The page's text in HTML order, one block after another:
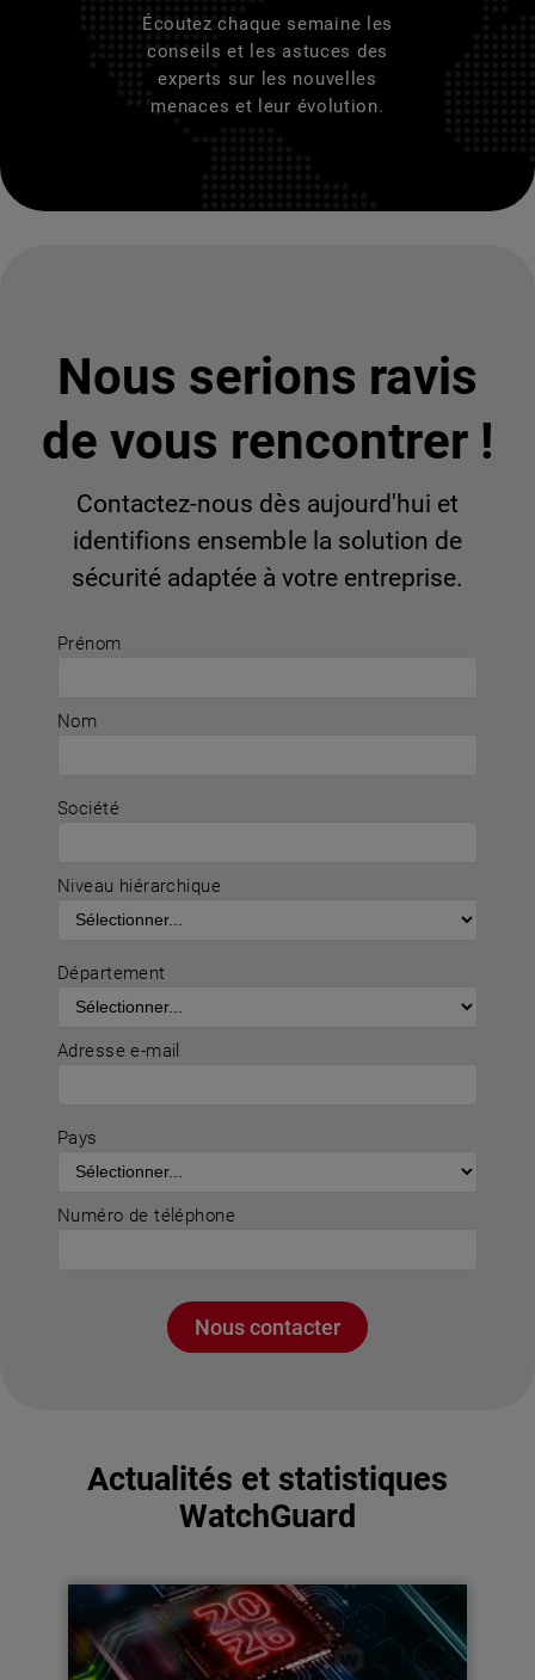
Écoutez chaque semaine les
conseils et les astuces des
experts sur les nouvelles
menaces et leur évolution.
Prénom
Nom
Société
Niveau hiérarchique
Département
Adresse e-mail
Pays
Numéro de téléphone
Nous contacter
Nous serions ravis
de vous rencontrer !
Contactez-nous dès aujourd'hui et
identifions ensemble la solution de
sécurité adaptée à votre entreprise.
Actualités et statistiques
WatchGuard